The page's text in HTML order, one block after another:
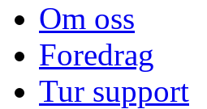
Om oss
Foredrag
Tur support